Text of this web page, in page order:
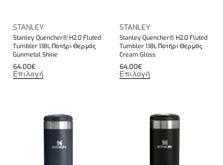
STANLEY
Stanley Quencher® H2.0 Fluted
Tumbler 1.18L Ποτήρι Θερμός
Gunmetal Shine
64.00€
Επιλογή
STANLEY
Stanley Quencher® H2.0 Fluted
Tumbler 1.18L Ποτήρι Θερμός
Cream Gloss
64.00€
Επιλογή